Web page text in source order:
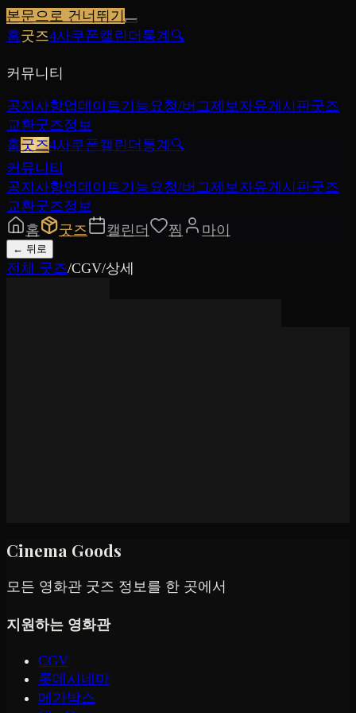
본문으로 건너뛰기
홈굿즈4사쿠폰캘린더 통계 🔍
커뮤니티
공지사항업데이트기능요청/버그제보자유게시판굿즈
교환굿즈정보
홈굿즈4사쿠폰캘린더 통계 🔍
커뮤니티
공지사항업데이트기능요청/버그제보자유게시판굿즈
교환굿즈정보
홈
굿즈 캘린더 찜 마이
← 뒤로
전체 굿즈/CGV/상세
Cinema Goods
모든 영화관 굿즈 정보를 한 곳에서
지원하는 영화관
CGV
롯데시네마
메가박스